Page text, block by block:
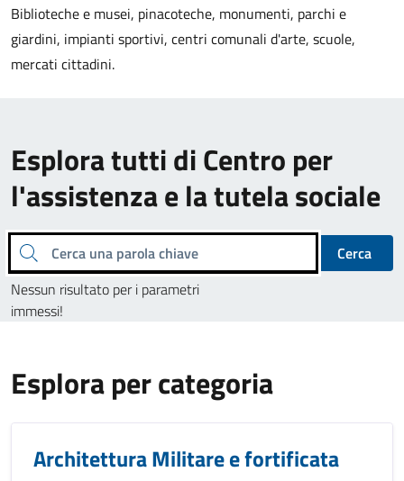
Biblioteche e musei, pinacoteche, monumenti, parchi e
giardini, impianti sportivi, centri comunali d'arte, scuole,
mercati cittadini.
Esplora tutti di Centro per
l'assistenza e la tutela sociale
Cerca una parola chiave
Cerca
Nessun risultato per i parametri
immessi!
Esplora per categoria
Architettura Militare e fortificata